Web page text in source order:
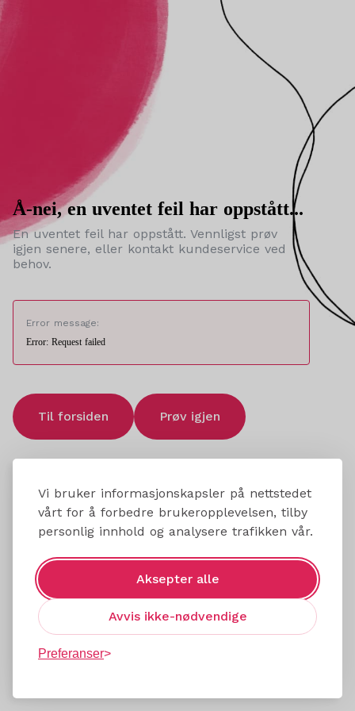
Vi bruker informasjonskapsler på nettstedet
vårt for å forbedre brukeropplevelsen, tilby
personlig innhold og analysere trafikken vår.
Aksepter alle
Avvis ikke-nødvendige
Preferanser
Å-nei, en uventet feil har oppstått...
En uventet feil har oppstått. Vennligst prøv
igjen senere, eller kontakt kundeservice ved
behov.
Error message:
Error: Request failed
Til forsiden Prøv igjen